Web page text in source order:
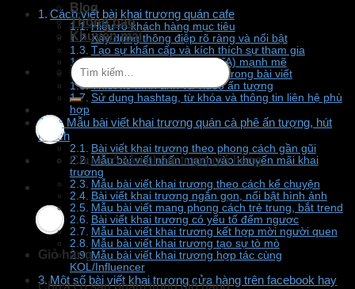
Blog
Thông báo
Khuyến mãi
Tìm
kiếm:
Chưa có sản phẩm trong giỏ hàng.
Giỏ hàng
Chưa có sản phẩm trong giỏ hàng.
Cách viết bài khai trương quán cafe
Hiểu rõ khách hàng mục tiêu
Xây dựng thông điệp rõ ràng và nổi bật
Tạo sự khẩn cấp và kích thích sự tham gia
Lời kêu gọi hành động (CTA) mạnh mẽ
Đưa ra các ưu đãi đặc biệt trong bài viết
Thiết kế hình ảnh và video ấn tượng
Sử dụng hashtag, từ khóa và thông tin liên hệ phù
hợp
9+ Mẫu bài viết khai trương quán cà phê ấn tượng, hút
khách
Bài viết khai trương theo phong cách gần gũi
Mẫu bài viết nhấn mạnh vào khuyến mãi khai
trương
Mẫu bài viết khai trương theo cách kể chuyện
Bài viết khai trương ngắn gọn, nổi bật hình ảnh
Mẫu bài viết mang phong cách trẻ trung, bắt trend
Bài viết khai trương có yếu tố đếm ngược
Mẫu bài viết khai trương kết hợp mời người quen
Mẫu bài viết khai trương tạo sự tò mò
Mẫu bài viết khai trương hợp tác cùng
KOL/Influencer
Một số bài viết khai trương cửa hàng trên facebook hay